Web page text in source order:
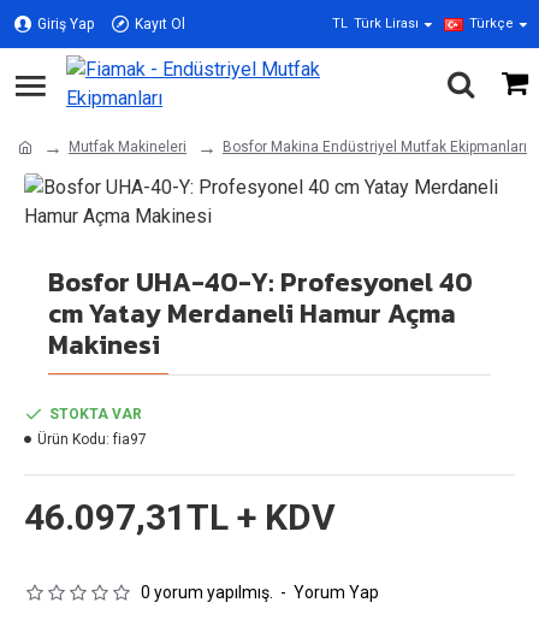
Giriş Yap Kayıt Ol TL Türk Lirası Türkçe
Mutfak Makineleri Bosfor Makina Endüstriyel Mutfak Ekipmanları
Bosfor UHA-40-Y: Profesyonel 40
cm Yatay Merdaneli Hamur Açma
Makinesi
0 yorum yapılmış. - Yorum Yap
46.097,31TL + KDV
STOKTA VAR
Ürün Kodu: fia97